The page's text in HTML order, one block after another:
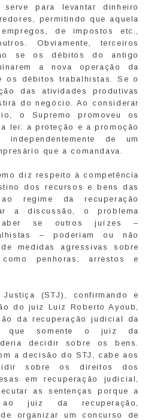
para levantar dinheiro
permitindo que aquela
de impostos etc.,
Obviamente, terceiros
se os débitos do antigo
a nova operação da
os débitos trabalhistas. Se o
das atividades produtivas
do negócio. Ao considerar
o Supremo promoveu os
lei: a proteção e a promoção
de um
que a comandava.
diz respeito à competência
dos recursos e bens das
regime da recuperação
a discussão, o problema
se outros juízes –
– poderiam ou não
medidas agressivas sobre
penhoras, arrestos e
(STJ), confirmando e
do juiz Luiz Roberto Ayoub,
da recuperação judicial da
que somente o juiz da
decidir sobre os bens.
a decisão do STJ, cabe aos
sobre os direitos dos
em recuperação judicial,
as sentenças porque a
ao juiz da recuperação,
organizar um concurso de